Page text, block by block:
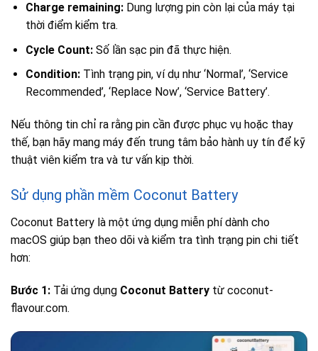
Charge remaining: Dung lượng pin còn lại của máy tại
thời điểm kiểm tra.
Cycle Count: Số lần sạc pin đã thực hiện.
Condition: Tình trạng pin, ví dụ như ‘Normal’, ‘Service
Recommended’, ‘Replace Now’, ‘Service Battery’.
Nếu thông tin chỉ ra rằng pin cần được phục vụ hoặc thay
thế, bạn hãy mang máy đến trung tâm bảo hành uy tín để kỹ
thuật viên kiểm tra và tư vấn kịp thời.
Sử dụng phần mềm Coconut Battery
Coconut Battery là một ứng dụng miễn phí dành cho
macOS giúp bạn theo dõi và kiểm tra tình trạng pin chi tiết
hơn:
Bước 1: Tải ứng dụng Coconut Battery từ coconut-
flavour.com.